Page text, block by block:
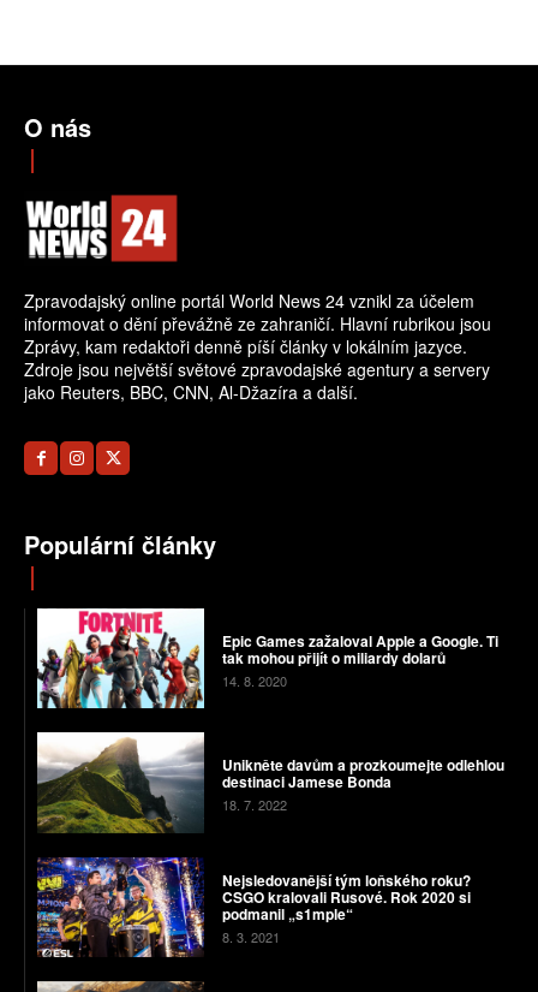
O nás
Zpravodajský online portál World News 24 vznikl za účelem
informovat o dění převážně ze zahraničí. Hlavní rubrikou jsou
Zprávy, kam redaktoři denně píší články v lokálním jazyce.
Zdroje jsou největší světové zpravodajské agentury a servery
jako Reuters, BBC, CNN, Al-Džazíra a další.
Populární články
Epic Games zažaloval Apple a Google. Ti
tak mohou přijít o miliardy dolarů
14. 8. 2020
Unikněte davům a ​​prozkoumejte odlehlou
destinaci Jamese Bonda
18. 7. 2022
Nejsledovanější tým loňského roku?
CSGO kralovali Rusové. Rok 2020 si
podmanil „s1mple“
8. 3. 2021